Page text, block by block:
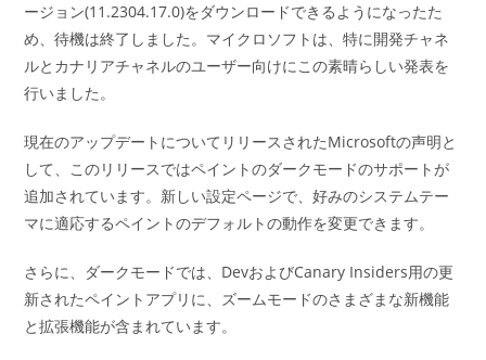
ージョン(11.2304.17.0)をダウンロードできるようになったた
め、待機は終了しました。マイクロソフトは、特に開発チャネ
ルとカナリアチャネルのユーザー向けにこの素晴らしい発表を
行いました。
現在のアップデートについてリリースされたMicrosoftの声明と
して、このリリースではペイントのダークモードのサポートが
追加されています。新しい設定ページで、好みのシステムテー
マに適応するペイントのデフォルトの動作を変更できます。
さらに、ダークモードでは、DevおよびCanary Insiders用の更
新されたペイントアプリに、ズームモードのさまざまな新機能
と拡張機能が含まれています。